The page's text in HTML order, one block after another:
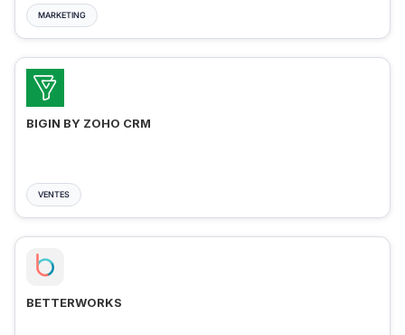
MARKETING
BIGIN BY ZOHO CRM
VENTES
BETTERWORKS